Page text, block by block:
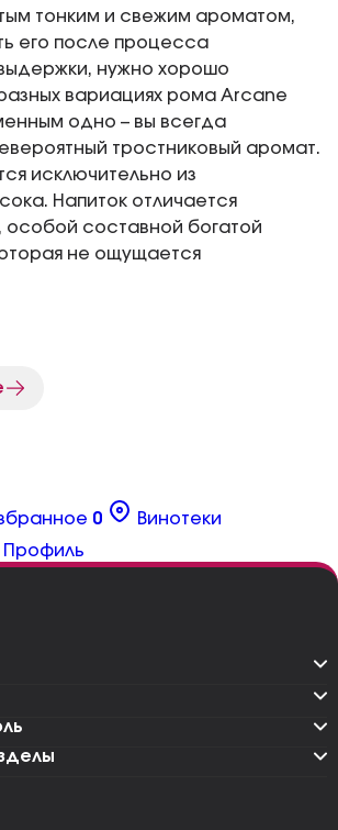
тонким и свежим ароматом,
его после процесса
нужно хорошо
вариациях рома Arcane
одно – вы всегда
тростниковый аромат.
исключительно из
Напиток отличается
особой составной богатой
не ощущается
0
Винотеки
Профиль